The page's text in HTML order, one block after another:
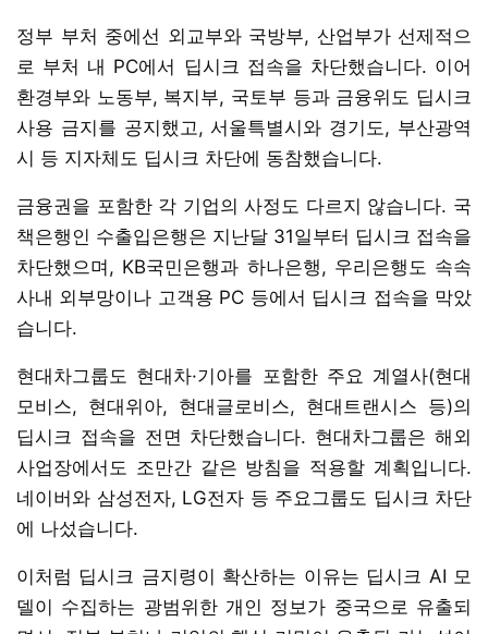
정부 부처 중에선 외교부와 국방부, 산업부가 선제적으
로 부처 내 PC에서 딥시크 접속을 차단했습니다. 이어
환경부와 노동부, 복지부, 국토부 등과 금융위도 딥시크
사용 금지를 공지했고, 서울특별시와 경기도, 부산광역
시 등 지자체도 딥시크 차단에 동참했습니다.
금융권을 포함한 각 기업의 사정도 다르지 않습니다. 국
책은행인 수출입은행은 지난달 31일부터 딥시크 접속을
차단했으며, KB국민은행과 하나은행, 우리은행도 속속
사내 외부망이나 고객용 PC 등에서 딥시크 접속을 막았
습니다.
현대차그룹도 현대차·기아를 포함한 주요 계열사(현대
모비스, 현대위아, 현대글로비스, 현대트랜시스 등)의
딥시크 접속을 전면 차단했습니다. 현대차그룹은 해외
사업장에서도 조만간 같은 방침을 적용할 계획입니다.
네이버와 삼성전자, LG전자 등 주요그룹도 딥시크 차단
에 나섰습니다.
이처럼 딥시크 금지령이 확산하는 이유는 딥시크 AI 모
델이 수집하는 광범위한 개인 정보가 중국으로 유출되